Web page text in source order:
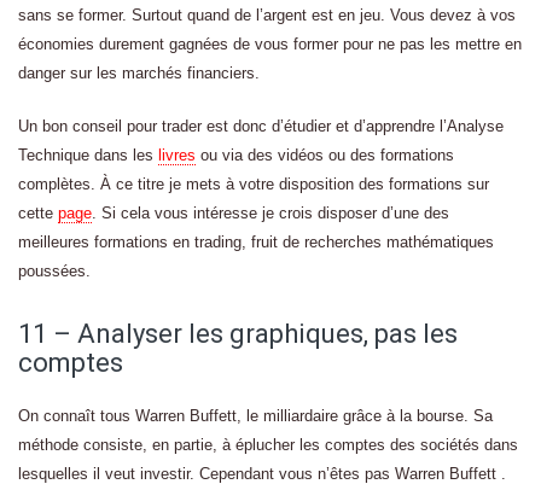
sans se former. Surtout quand de l’argent est en jeu. Vous devez à vos
économies durement gagnées de vous former pour ne pas les mettre en
danger sur les marchés financiers.
Un bon conseil pour trader est donc d’étudier et d’apprendre l’Analyse
Technique dans les livres ou via des vidéos ou des formations
complètes. À ce titre je mets à votre disposition des formations sur
cette page. Si cela vous intéresse je crois disposer d’une des
meilleures formations en trading, fruit de recherches mathématiques
poussées.
11 – Analyser les graphiques, pas les
comptes
On connaît tous Warren Buffett, le milliardaire grâce à la bourse. Sa
méthode consiste, en partie, à éplucher les comptes des sociétés dans
lesquelles il veut investir. Cependant vous n’êtes pas Warren Buffett .